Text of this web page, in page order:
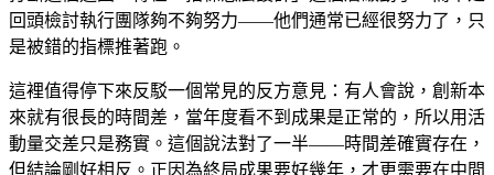
回頭檢討執行團隊夠不夠努力——他們通常已經很努力了，只
是被錯的指標推著跑。
這裡值得停下來反駁一個常見的反方意見：有人會說，創新本
來就有很長的時間差，當年度看不到成果是正常的，所以用活
動量交差只是務實。這個說法對了一半——時間差確實存在，
但結論剛好相反。正因為終局成果要好幾年，才更需要在中間